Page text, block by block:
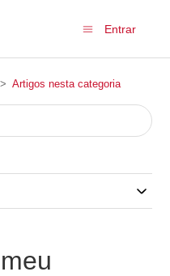
Entrar
Artigos nesta categoria